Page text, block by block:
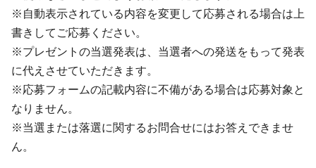
※自動表示されている内容を変更して応募される場合は上
書きしてご応募ください。
※プレゼントの当選発表は、当選者への発送をもって発表
に代えさせていただきます。
※応募フォームの記載内容に不備がある場合は応募対象と
なりません。
※当選または落選に関するお問合せにはお答えできませ
ん。